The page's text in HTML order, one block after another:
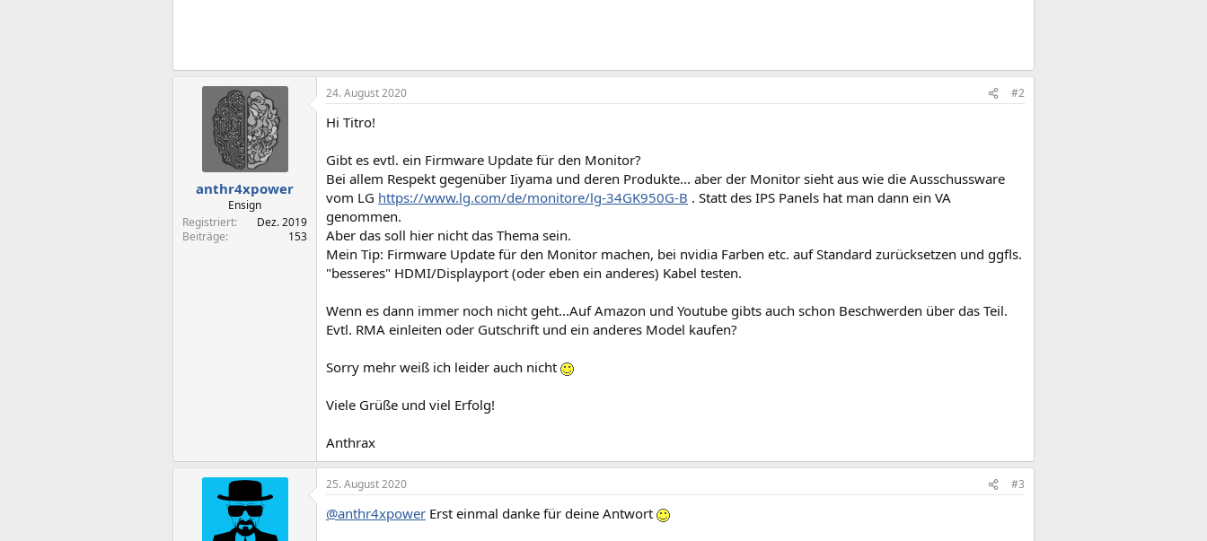
anthr4xpower
Ensign
Registriert
Dez. 2019
Beiträge
153
24. August 2020 #2
Hi Titro!
Gibt es evtl. ein Firmware Update für den Monitor?
Bei allem Respekt gegenüber Iiyama und deren Produkte... aber der Monitor sieht aus wie die Ausschussware
vom LG https://www.lg.com/de/monitore/lg-34GK950G-B . Statt des IPS Panels hat man dann ein VA
genommen.
Aber das soll hier nicht das Thema sein.
Mein Tip: Firmware Update für den Monitor machen, bei nvidia Farben etc. auf Standard zurücksetzen und ggfls.
"besseres" HDMI/Displayport (oder eben ein anderes) Kabel testen.
Wenn es dann immer noch nicht geht...Auf Amazon und Youtube gibts auch schon Beschwerden über das Teil.
Evtl. RMA einleiten oder Gutschrift und ein anderes Model kaufen?
Sorry mehr weiß ich leider auch nicht
Viele Grüße und viel Erfolg!
Anthrax
25. August 2020 #3
@anthr4xpower Erst einmal danke für deine Antwort